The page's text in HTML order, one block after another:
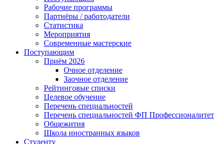
Рабочие программы
Партнёры / работодатели
Статистика
Мероприятия
Современные мастерские
Поступающим
Приём 2026
Очное отделение
Заочное отделение
Рейтинговые списки
Целевое обучение
Перечень специальностей
Перечень специальностей ФП Профессионалитет
Общежития
Школа иностранных языков
Студенту